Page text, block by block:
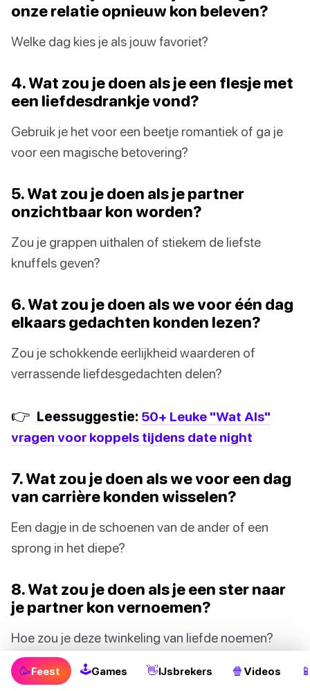
onze relatie opnieuw kon beleven?
Welke dag kies je als jouw favoriet?
4. Wat zou je doen als je een flesje met
een liefdesdrankje vond?
Gebruik je het voor een beetje romantiek of ga je
voor een magische betovering?
5. Wat zou je doen als je partner
onzichtbaar kon worden?
Zou je grappen uithalen of stiekem de liefste
knuffels geven?
6. Wat zou je doen als we voor één dag
elkaars gedachten konden lezen?
Zou je schokkende eerlijkheid waarderen of
verrassende liefdesgedachten delen?
👉 Leessuggestie: 50+ Leuke "Wat Als"
vragen voor koppels tijdens date night
7. Wat zou je doen als we voor een dag
van carrière konden wisselen?
Een dagje in de schoenen van de ander of een
sprong in het diepe?
8. Wat zou je doen als je een ster naar
je partner kon vernoemen?
Hoe zou je deze twinkeling van liefde noemen?
9. Wat zou je doen als we spontaan een
🥳Feest 🕹Games 👋IJsbrekers 🍿 Videos